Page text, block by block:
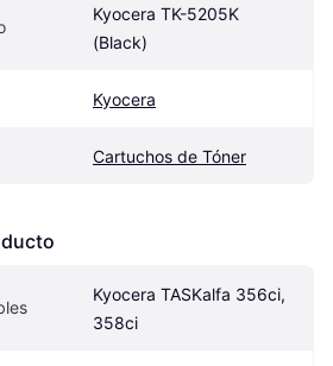
Kyocera TK-5205K
(Black)
Kyocera
Cartuchos de Tóner
Kyocera TASKalfa 356ci,
358ci